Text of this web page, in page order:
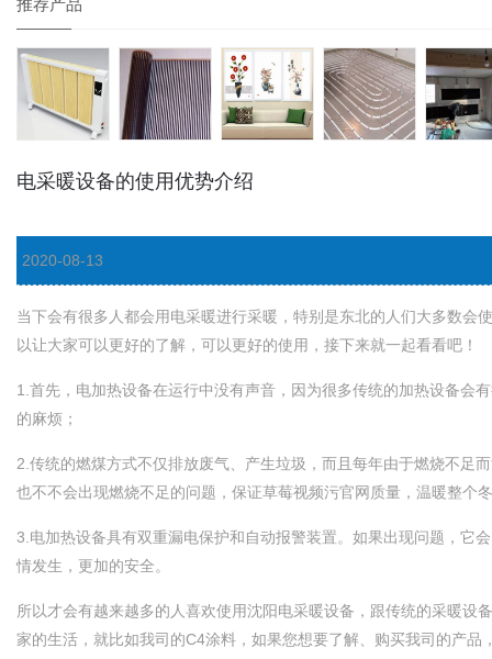
电采暖设备的使用优势介绍
2020-08-13
当下会有很多人都会用电采暖进行采暖，特别是东北的人们大多数会使
以让大家可以更好的了解，可以更好的使用，接下来就一起看看吧！
1.首先，电加热设备在运行中没有声音，因为很多传统的加热设备
的麻烦；
2.传统的燃煤方式不仅排放废气、产生垃圾，而且每年由于燃烧不足而浪费
也不不会出现燃烧不足的问题，保证草莓视频污官网质量，温暖整个冬季
3.电加热设备具有双重漏电保护和自动报警装置。如果出现问题，它
情发生，更加的安全。
所以才会有越来越多的人喜欢使用沈阳电采暖设备，跟传统的采暖设备
家的生活，就比如我司的C4涂料，如果您想要了解、购买我司的产品